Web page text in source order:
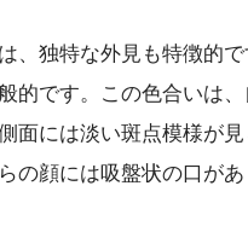
、独特な外見も特徴的
的です。この色合いは
面には淡い斑点模様が
の顔には吸盤状の口が